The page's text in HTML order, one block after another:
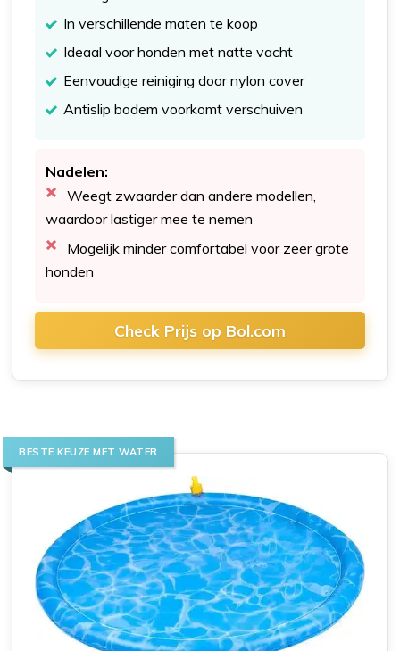
In verschillende maten te koop
Ideaal voor honden met natte vacht
Eenvoudige reiniging door nylon cover
Antislip bodem voorkomt verschuiven
Nadelen:
Weegt zwaarder dan andere modellen,
waardoor lastiger mee te nemen
Mogelijk minder comfortabel voor zeer grote
honden
Check Prijs op Bol.com
BESTE KEUZE MET WATER